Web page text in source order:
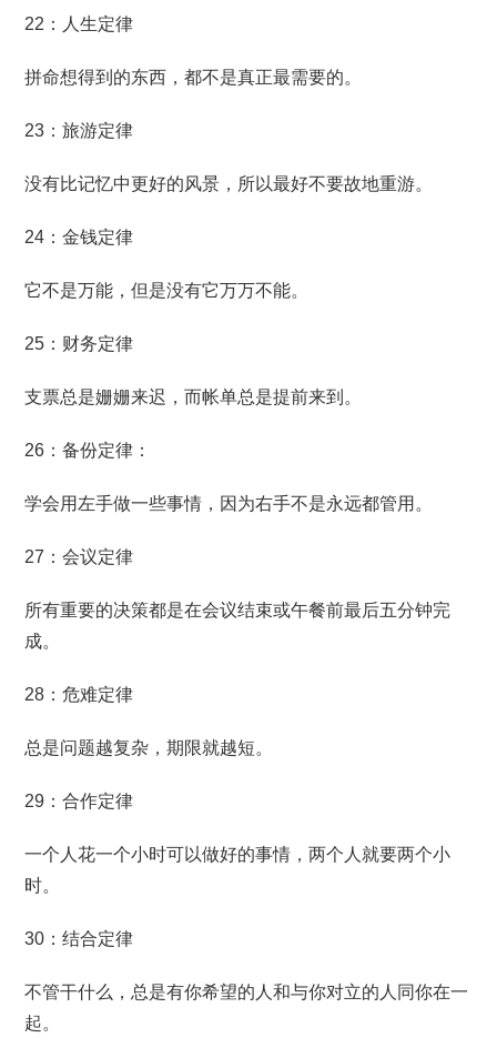
22：人生定律
拼命想得到的东西，都不是真正最需要的。
23：旅游定律
没有比记忆中更好的风景，所以最好不要故地重游。
24：金钱定律
它不是万能，但是没有它万万不能。
25：财务定律
支票总是姗姗来迟，而帐单总是提前来到。
26：备份定律：
学会用左手做一些事情，因为右手不是永远都管用。
27：会议定律
所有重要的决策都是在会议结束或午餐前最后五分钟完
成。
28：危难定律
总是问题越复杂，期限就越短。
29：合作定律
一个人花一个小时可以做好的事情，两个人就要两个小
时。
30：结合定律
不管干什么，总是有你希望的人和与你对立的人同你在一
起。